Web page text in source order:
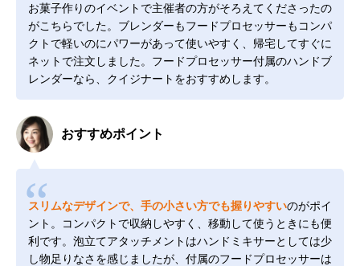
お菓子作りのイベントで主催者の方がそろえてくださったの
がこちらでした。ブレンダーもフードプロセッサーもコンパ
クトで軽いのにパワーがあって使いやすく、帰宅してすぐに
ネットで注文しました。フードプロセッサー付属のハンドブ
レンダーなら、クイジナートをおすすめします。
おすすめポイント
スリムなデザインで、手の小さい方でも握りやすいのがポイ
ント。コンパクトで収納しやすく、移動して使うときにも便
利です。泡立てアタッチメントはハンドミキサーとしては少
し物足りなさを感じましたが、付属のフードプロセッサーは